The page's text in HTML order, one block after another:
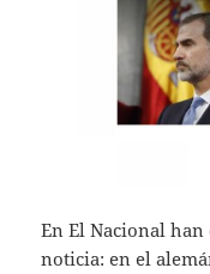
En El Nacional
noticia: en el